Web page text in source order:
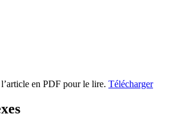
en PDF pour le lire. Télécharger